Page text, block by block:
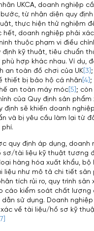
UKCA, doanh nghiệp
từ nhận diện quy định
thực hiện thử nghiệm
hết, doanh nghiệp phải
thuộc phạm vi điều
định kỹ thuật, tiêu chuẩn
hợp khác nhau. Ví dụ,
an toàn đồ chơi của UK [3]
thiết bị bảo hộ cá nhân [4] ;
an toàn máy móc [5] ;
của Quy định sản phẩm
định sẽ khiến doanh
và bị yêu cầu làm lại từ
quy định áp dụng, doanh
sơ/tài liệu kỹ thuật tương
hàng hóa xuất khẩu, bộ
liệu như mô tả chi tiết sản
tích rủi ro, quy trình sản
cáo kiểm soát chất lượng
sử dụng. Doanh
xác về tài liệu/hồ sơ kỹ
[7]